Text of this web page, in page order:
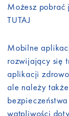
Możesz pobrać
TUTAJ
Mobilne
rozwijający się
aplikacji
ale należy
wątpliwości